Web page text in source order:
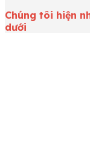
Chúng tôi hiện
dưới